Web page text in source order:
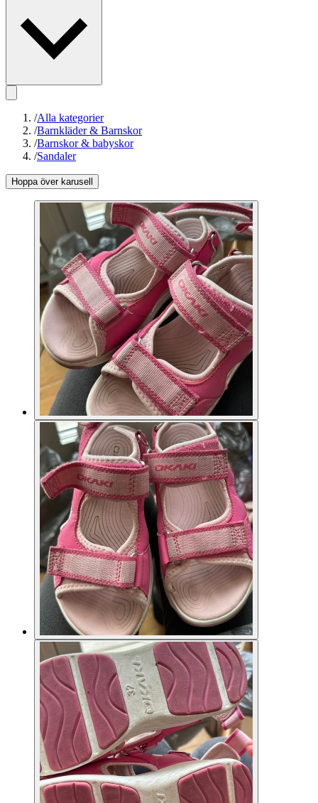
/Alla kategorier
/Barnkläder & Barnskor
/Barnskor & babyskor
/Sandaler
Hoppa över karusell